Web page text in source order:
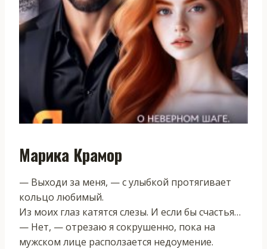
Марика Крамор
— Выходи за меня, — с улыбкой протягивает
кольцо любимый.
Из моих глаз катятся слезы. И если бы счастья…
— Нет, — отрезаю я сокрушенно, пока на
мужском лице расползается недоумение.